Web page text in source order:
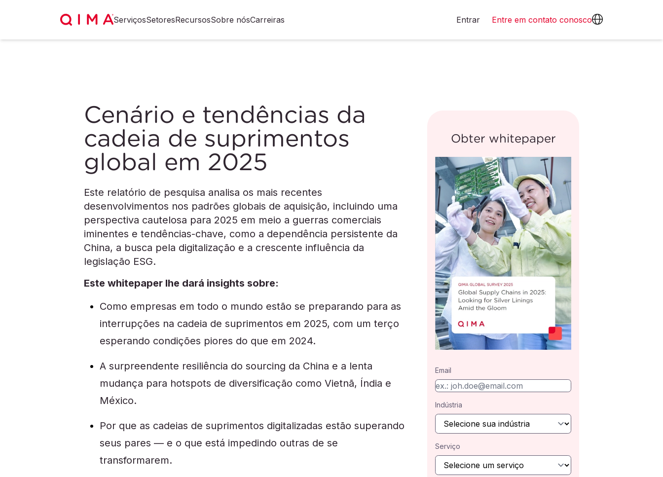
ServiçosSetoresRecursosSobre nósCarreiras Entrar Entre em contato conosco
Cenário e tendências da
cadeia de suprimentos
global em 2025
Este relatório de pesquisa analisa os mais recentes
desenvolvimentos nos padrões globais de aquisição, incluindo uma
perspectiva cautelosa para 2025 em meio a guerras comerciais
iminentes e tendências-chave, como a dependência persistente da
China, a busca pela digitalização e a crescente influência da
legislação ESG.
Este whitepaper lhe dará insights sobre:
Como empresas em todo o mundo estão se preparando para as
interrupções na cadeia de suprimentos em 2025, com um terço
esperando condições piores do que em 2024.
A surpreendente resiliência do sourcing da China e a lenta
mudança para hotspots de diversificação como Vietnã, Índia e
México.
Por que as cadeias de suprimentos digitalizadas estão superando
seus pares — e o que está impedindo outras de se
transformarem.
Obter whitepaper
Email
Indústria
Serviço